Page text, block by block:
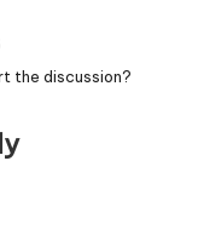
the discussion?